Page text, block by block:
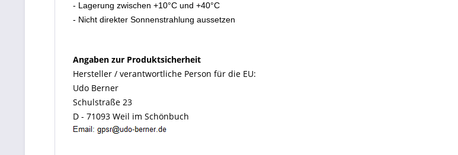
- Lagerung zwischen +10°C und +40°C
- Nicht direkter Sonnenstrahlung aussetzen
Angaben zur Produktsicherheit
Hersteller / verantwortliche Person für die EU:
Udo Berner
Schulstraße 23
D - 71093 Weil im Schönbuch